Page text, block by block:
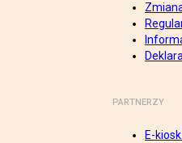
PARTNERZY
E-